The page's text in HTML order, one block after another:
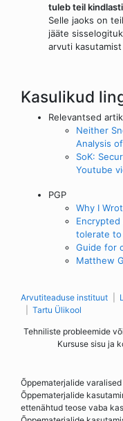
tuleb teil
Selle jaoks on
jääte
arvuti
Kasulikud
Relevantsed
Neither
Analysis
SoK:
Youtube
PGP
Why I
Encrypted
tolerate to
Guide for
Matthew
Arvutiteaduse instituut
Tartu Ülikool
Tehniliste probleemide
Kursuse sisu ja
Õppematerjalide
Õppematerjalide
ettenähtud teose vaba